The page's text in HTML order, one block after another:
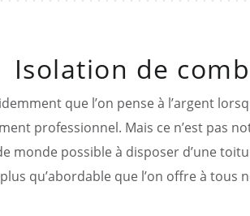
Isolation de
que l’on pense à l’argent
professionnel. Mais ce n’est pas
monde possible à disposer d’une
qu’abordable que l’on offre à